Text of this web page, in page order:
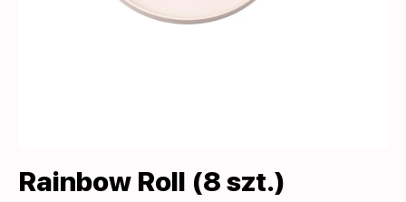
Rainbow Roll (8 szt.)